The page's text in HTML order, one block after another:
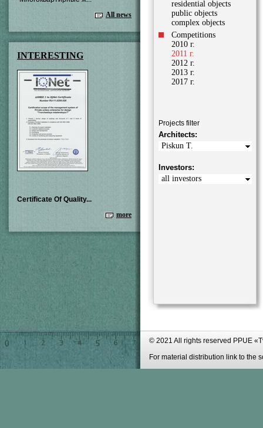
All news
INTERESTING
Certificate Of Quality...
more
residential objects
public objects
complex objects
Competitions
2010 г.
2011 г.
2012 г.
2013 г.
2017 г.
Projects filter
Architects:
Piskun T.
Investors:
all investors
© 2021 All rights reserved PPUE
For material distribution link to the